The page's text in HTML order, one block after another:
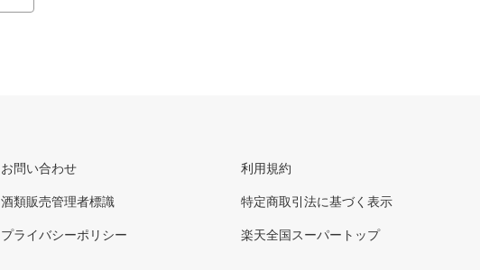
お問い合わせ
酒類販売管理者標識
プライバシーポリシー
利用規約
特定商取引法に基づく表示
楽天全国スーパートップ